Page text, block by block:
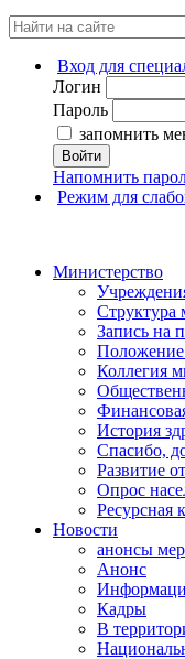
Вход для
Логин
Пароль
запомнить
Войти
Напомнить
Режим для
Министерство
Структура
Запись на
Коллегия
История
Спасибо,
Развитие
Опрос
Ресурсная
Новости
анонсы
Анонс
Кадры
В